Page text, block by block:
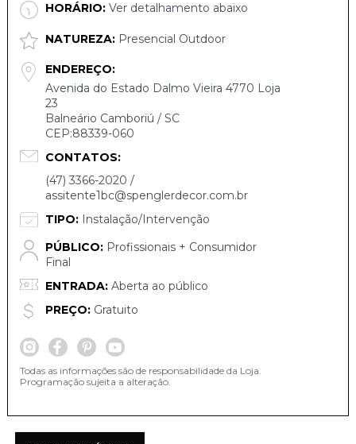
HORÁRIO:Ver detalhamento abaixo
NATUREZA:Presencial Outdoor
ENDEREÇO:
Avenida do Estado Dalmo Vieira 4770 Loja
23
Balneário Camboriú / SC
CEP:88339-060
CONTATOS:
(47) 3366-2020 /
assitente1bc@spenglerdecor.com.br
TIPO:Instalação/Intervenção
PÚBLICO:Profissionais + Consumidor
Final
ENTRADA:Aberta ao público
PREÇO:Gratuito
Todas as informações são de responsabilidade da Loja.
Programação sujeita a alteração.